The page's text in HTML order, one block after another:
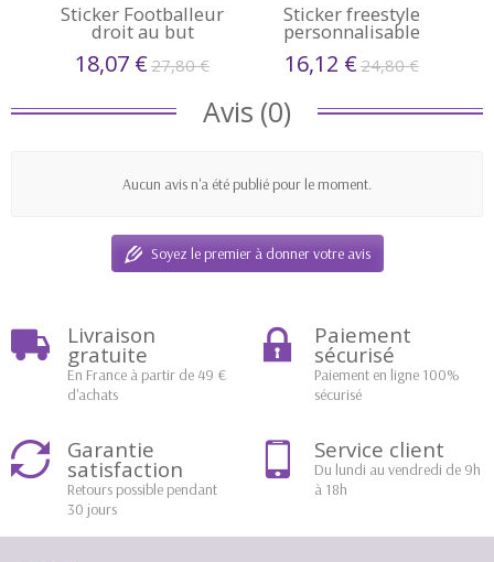
Sticker Footballeur
droit au but
18,07 € 27,80 €
Sticker freestyle
personnalisable
16,12 € 24,80 €
Avis (0)
Aucun avis n'a été publié pour le moment.
Soyez le premier à donner votre avis
Livraison
gratuite
En France à partir de 49 €
d'achats
Paiement
sécurisé
Paiement en ligne 100%
sécurisé
Garantie
satisfaction
Retours possible pendant
30 jours
Service client
Du lundi au vendredi de 9h
à 18h